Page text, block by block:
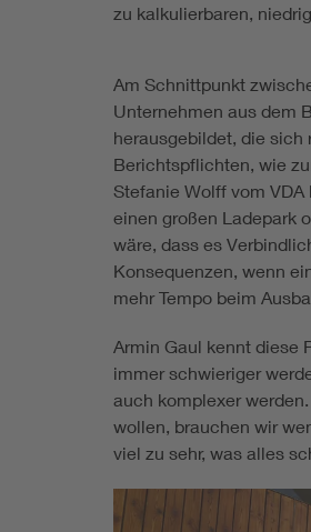
zu kalkulierbaren,
Am Schnittpunkt
Unternehmen aus dem
herausgebildet, die sich
Berichtspflichten, wie
Stefanie Wolff vom
einen großen Ladepark
wäre, dass es
Konsequenzen, wenn
mehr Tempo beim
Armin Gaul kennt diese
immer schwieriger
auch komplexer
wollen, brauchen wir
viel zu sehr, was alles